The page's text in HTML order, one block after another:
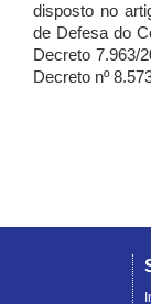
disposto no
de Defesa do
Decreto 7.963/
Decreto nº